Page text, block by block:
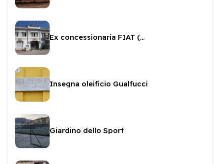
Ex concessionaria FIAT (ITM)
Insegna oleificio Gualfucci
Giardino dello Sport